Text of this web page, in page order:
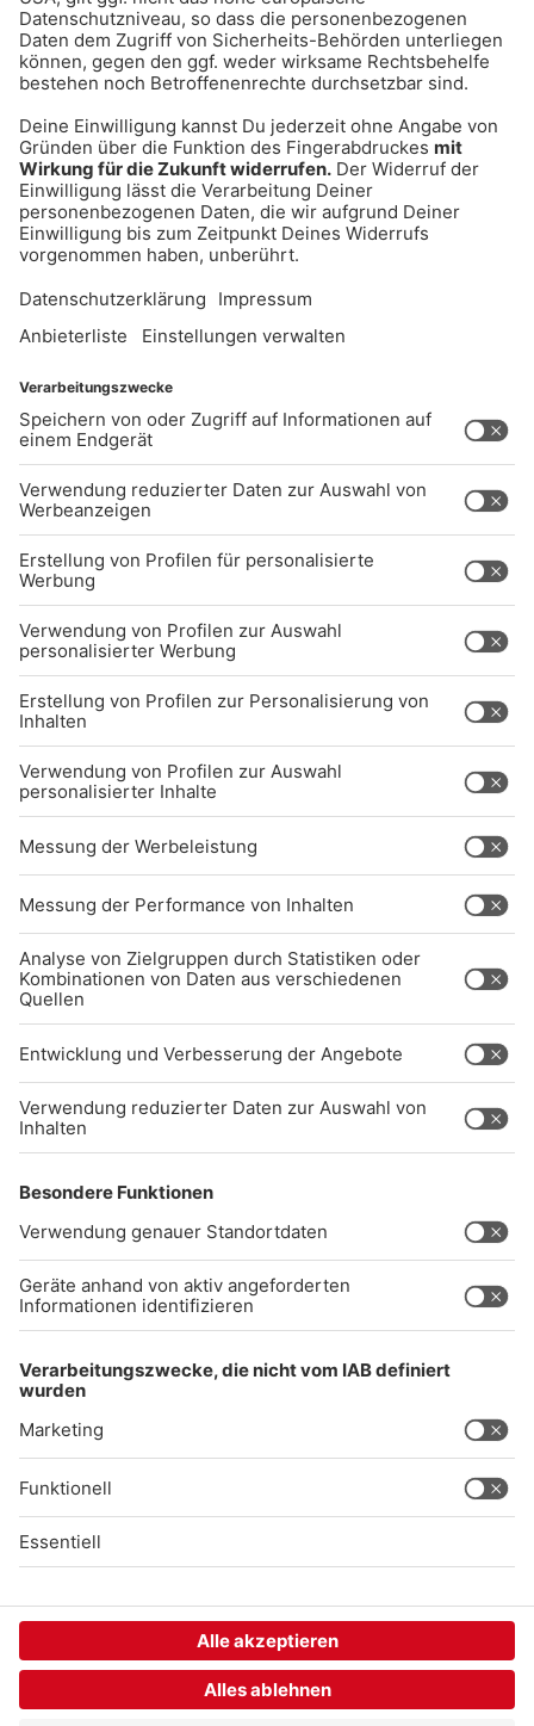
UNTERNEHMEN
Kontakt
Jobs
Sendeempfang
Über uns
BARRIEREFREIHEIT: WIR ARBEITEN DERZEIT
AKTIV DARAN, UNSERE WEBSITE
BARRIEREFREI ZU GESTALTEN - GEMÄSS D
EN ANFORDERUNGEN DES B
ARRIEREFREIHEITSSTÄRKUNGSGESETZES. W
ENN SIE AUF BARRIEREN STOSSEN ODER UN
NTAKTIEREN SIE UNS GERNE.
Studio-Hotline
(089) 38 38 38 38
info@radiogong.de
Impressum
Audiothek
Unexpected Application Error!
crypto.randomUUID is not a function
at https://chat-embed.branchly.io/assets/
at https://chat-embed.branchly.io/assets/
at dL (https://chat-embed.branchly.io/assets/
at https://chat-embed.branchly.io/assets/
at https://chat-embed.branchly.io/assets/
at https://chat-embed.branchly.io/assets/